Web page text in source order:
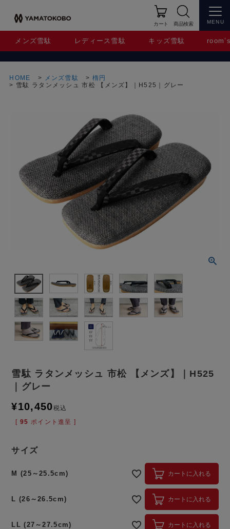
カート 商品検索
メンズ雪駄 レディース雪駄 キッズ雪駄
MENU
HOME メンズ雪駄
楕円
雪駄 ラタンメッシュ 市松 【メンズ】｜H525｜グレー
雪駄 ラタンメッシュ 市松 【メンズ】｜H525
｜グレー
¥10,450税込
[ 95 ポイント進呈 ]
サイズ
M (25～25.5cm) カートに入れる
L (26～26.5cm) カートに入れる
LL (27～27.5cm) カートに入れる